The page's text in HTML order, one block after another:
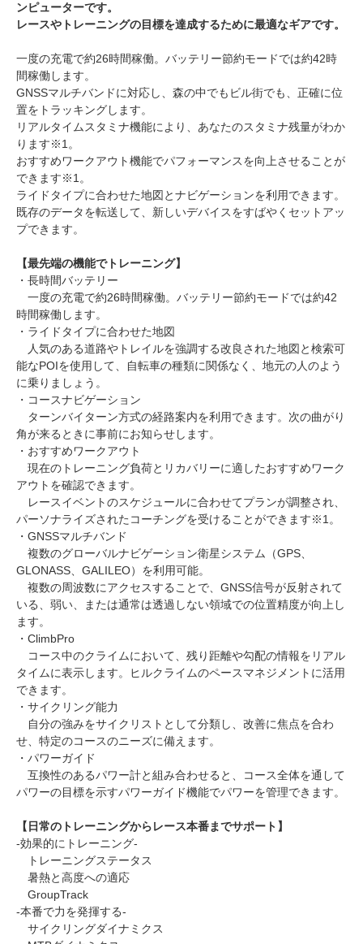
ンピューターです。
レースやトレーニングの目標を達成するために最適なギアです。
一度の充電で約26時間稼働。バッテリー節約モードでは約42時
間稼働します。
GNSSマルチバンドに対応し、森の中でもビル街でも、正確に位
置をトラッキングします。
リアルタイムスタミナ機能により、あなたのスタミナ残量がわか
ります※1。
おすすめワークアウト機能でパフォーマンスを向上させることが
できます※1。
ライドタイプに合わせた地図とナビゲーションを利用できます。
既存のデータを転送して、新しいデバイスをすばやくセットアッ
プできます。
【最先端の機能でトレーニング】
・長時間バッテリー
一度の充電で約26時間稼働。バッテリー節約モードでは約42
時間稼働します。
・ライドタイプに合わせた地図
人気のある道路やトレイルを強調する改良された地図と検索可
能なPOIを使用して、自転車の種類に関係なく、地元の人のよう
に乗りましょう。
・コースナビゲーション
ターンバイターン方式の経路案内を利用できます。次の曲がり
角が来るときに事前にお知らせします。
・おすすめワークアウト
現在のトレーニング負荷とリカバリーに適したおすすめワーク
アウトを確認できます。
レースイベントのスケジュールに合わせてプランが調整され、
パーソナライズされたコーチングを受けることができます※1。
・GNSSマルチバンド
複数のグローバルナビゲーション衛星システム（GPS、
GLONASS、GALILEO）を利用可能。
複数の周波数にアクセスすることで、GNSS信号が反射されて
いる、弱い、または通常は透過しない領域での位置精度が向上し
ます。
・ClimbPro
コース中のクライムにおいて、残り距離や勾配の情報をリアル
タイムに表示します。ヒルクライムのペースマネジメントに活用
できます。
・サイクリング能力
自分の強みをサイクリストとして分類し、改善に焦点を合わ
せ、特定のコースのニーズに備えます。
・パワーガイド
互換性のあるパワー計と組み合わせると、コース全体を通して
パワーの目標を示すパワーガイド機能でパワーを管理できます。
【日常のトレーニングからレース本番までサポート】
-効果的にトレーニング-
トレーニングステータス
暑熱と高度への適応
GroupTrack
-本番で力を発揮する-
サイクリングダイナミクス